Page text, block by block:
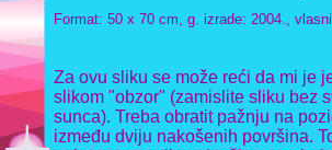
Format: 50 x 70 cm, g. izrade: 2004.,
Za ovu sliku se može reći da mi je
slikom "obzor" (zamislite sliku bez
sunca). Treba obratit pažnju na
između dviju nakošenih površina.